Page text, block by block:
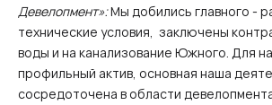
Девелопмент»:Мы добились главного -
технические условия, заключены
воды и на канализование Южного. Для
профильный актив, основная наша
сосредоточена в области